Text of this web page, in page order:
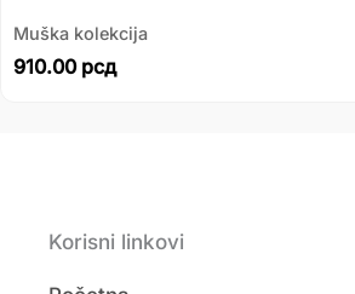
Muška kolekcija
910.00 рсд
Korisni linkovi